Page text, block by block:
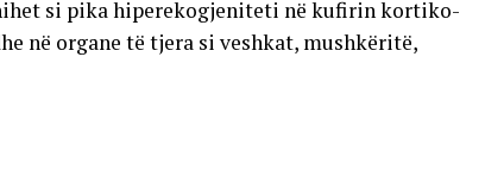
si pika hiperekogjeniteti në kufirin kortiko-
në organe të tjera si veshkat, mushkëritë,